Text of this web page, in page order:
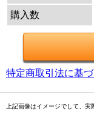
購入数
特定商取引法に基
上記画像はイメージでして、実